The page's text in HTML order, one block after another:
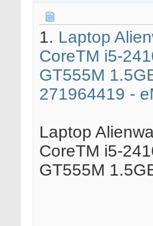
1. Laptop
CoreTM i5-
GT555M
271964419 -
Laptop
CoreTM i5-
GT555M